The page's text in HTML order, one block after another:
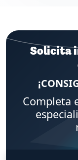
Solicita
Completa